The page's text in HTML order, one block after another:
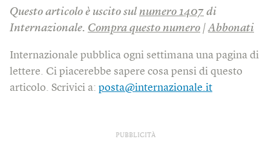
Questo articolo è uscito sul numero 1407 di
Internazionale. Compra questo numero |Abbonati
Internazionale pubblica ogni settimana una pagina di
lettere. Ci piacerebbe sapere cosa pensi di questo
articolo. Scrivici a: posta@internazionale.it
PUBBLICITÀ